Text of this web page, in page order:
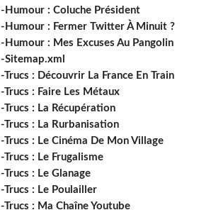
-Humour : Coluche Président
-Humour : Fermer Twitter À Minuit ?
-Humour : Mes Excuses Au Pangolin
-Sitemap.xml
-Trucs : Découvrir La France En Train
-Trucs : Faire Les Métaux
-Trucs : La Récupération
-Trucs : La Rurbanisation
-Trucs : Le Cinéma De Mon Village
-Trucs : Le Frugalisme
-Trucs : Le Glanage
-Trucs : Le Poulailler
-Trucs : Ma Chaîne Youtube